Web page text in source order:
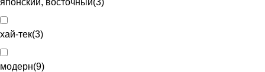
японский, восточный(3)
хай-тек(3)
модерн(9)